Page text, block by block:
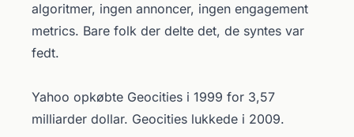
algoritmer, ingen annoncer, ingen engagement
metrics. Bare folk der delte det, de syntes var
fedt.
Yahoo opkøbte Geocities i 1999 for 3,57
milliarder dollar. Geocities lukkede i 2009.